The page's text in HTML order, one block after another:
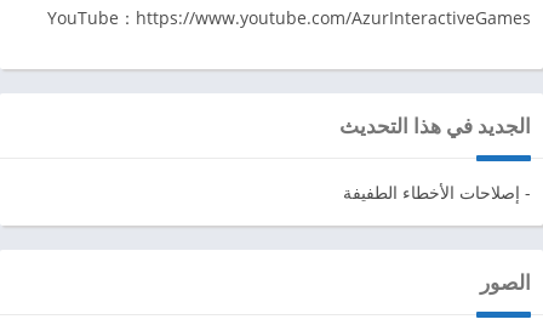
YouTube：https://www.youtube.com/AzurInteractiveGames
الجديد في هذا التحديث
- إصلاحات الأخطاء الطفيفة
الصور